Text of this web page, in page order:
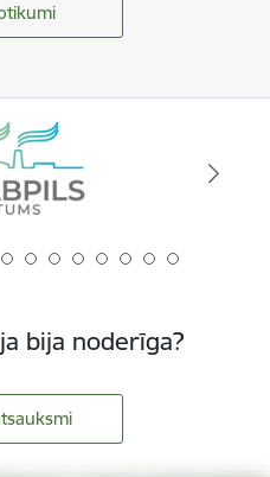
bija noderīga?